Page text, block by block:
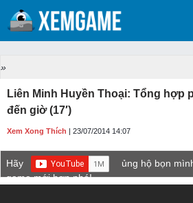
»
Liên Minh Huyền Thoại: Tổng hợp
đến giờ (17′)
Xem Xong Thích | 23/07/2014 14:07
Hãy
ủng hộ bọn
game mới hơn nhé!